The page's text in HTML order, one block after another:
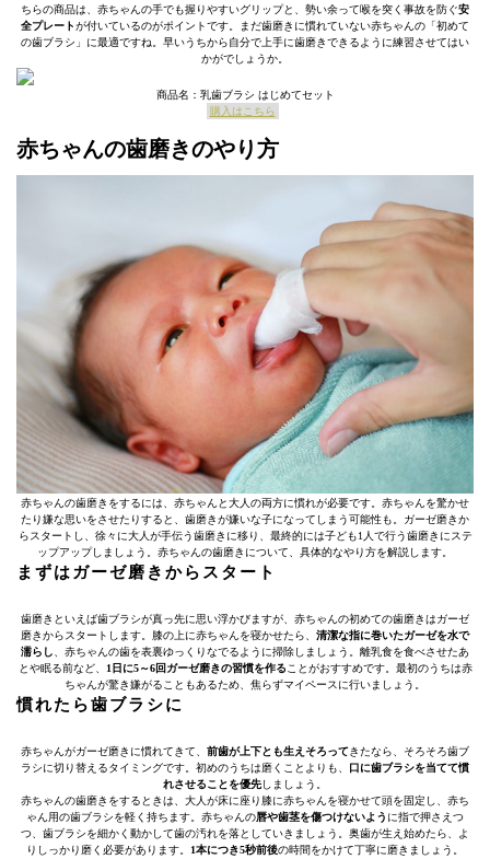
ちらの商品は、赤ちゃんの手でも握りやすいグリップと、勢い余って喉を突く事故を防ぐ安
全プレートが付いているのがポイントです。まだ歯磨きに慣れていない赤ちゃんの「初めて
の歯ブラシ」に最適ですね。早いうちから自分で上手に歯磨きできるように練習させてはい
かがでしょうか。
商品名：乳歯ブラシ はじめてセット
購入はこちら
赤ちゃんの歯磨きのやり方
赤ちゃんの歯磨きをするには、赤ちゃんと大人の両方に慣れが必要です。赤ちゃんを驚かせ
たり嫌な思いをさせたりすると、歯磨きが嫌いな子になってしまう可能性も。ガーゼ磨きか
らスタートし、徐々に大人が手伝う歯磨きに移り、最終的には子ども1人で行う歯磨きにステ
ップアップしましょう。赤ちゃんの歯磨きについて、具体的なやり方を解説します。
まずはガーゼ磨きからスタート
歯磨きといえば歯ブラシが真っ先に思い浮かびますが、赤ちゃんの初めての歯磨きはガーゼ
磨きからスタートします。膝の上に赤ちゃんを寝かせたら、 清潔な指に巻いたガーゼを水で
濡らし 、赤ちゃんの歯を表裏ゆっくりなでるように掃除しましょう。離乳食を食べさせたあ
とや眠る前など、
1日に5～6回ガーゼ磨きの習慣を作る ことがおすすめです。最初のうちは赤
ちゃんが驚き嫌がることもあるため、焦らずマイペースに行いましょう。
慣れたら歯ブラシに
赤ちゃんがガーゼ磨きに慣れてきて、 前歯が上下とも生えそろってきたなら、そろそろ歯ブ
ラシに切り替えるタイミングです。初めのうちは磨くことよりも、 口に歯ブラシを当てて慣
れさせることを優先しましょう。
赤ちゃんの歯磨きをするときは、大人が床に座り膝に赤ちゃんを寝かせて頭を固定し、赤ち
ゃん用の歯ブラシを軽く持ちます。赤ちゃんの唇や歯茎を傷つけないよう に指で押さえつ
つ、歯ブラシを細かく動かして歯の汚れを落としていきましょう。奥歯が生え始めたら、よ
りしっかり磨く必要があります。 1本につき5秒前後の時間をかけて丁寧に磨きましょう。